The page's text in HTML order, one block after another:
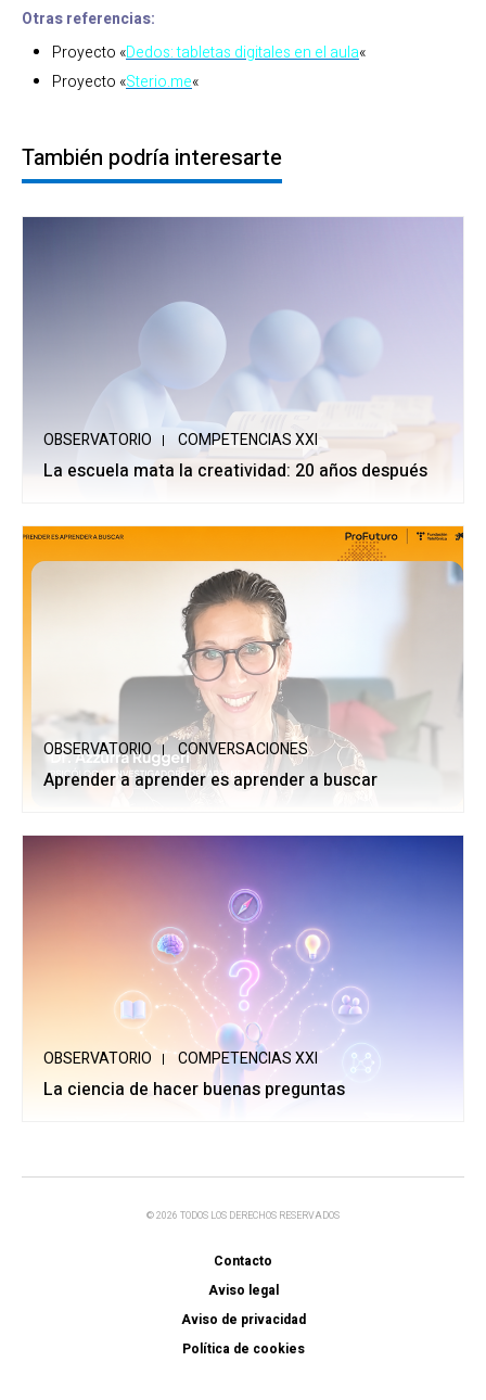
Otras referencias:
Proyecto «Dedos: tabletas digitales en el aula«
Proyecto «Sterio.me«
También podría interesarte
OBSERVATORIO COMPETENCIAS XXI
La escuela mata la creatividad: 20 años después
OBSERVATORIO CONVERSACIONES
Aprender a aprender es aprender a buscar
OBSERVATORIO COMPETENCIAS XXI
La ciencia de hacer buenas preguntas
© 2026 TODOS LOS DERECHOS RESERVADOS
Contacto
Aviso legal
Aviso de privacidad
Política de cookies